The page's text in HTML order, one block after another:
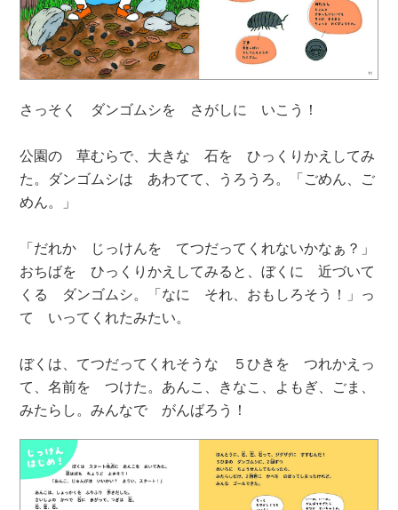
さっそく ダンゴムシを さがしに いこう！
公園の 草むらで、大きな 石を ひっくりかえしてみ
た。ダンゴムシは あわてて、うろうろ。「ごめん、ご
めん。」
「だれか じっけんを てつだってくれないかなぁ？」
おちばを ひっくりかえしてみると、ぼくに 近づいて
くる ダンゴムシ。「なに それ、おもしろそう！」っ
て いってくれたみたい。
ぼくは、てつだってくれそうな ５ひきを つれかえっ
て、名前を つけた。あんこ、きなこ、よもぎ、ごま、
みたらし。みんなで がんばろう！